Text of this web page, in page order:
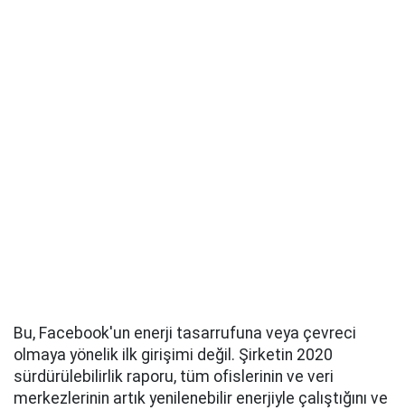
Bu, Facebook'un enerji tasarrufuna veya çevreci
olmaya yönelik ilk girişimi değil. Şirketin 2020
sürdürülebilirlik raporu, tüm ofislerinin ve veri
merkezlerinin artık yenilenebilir enerjiyle çalıştığını ve